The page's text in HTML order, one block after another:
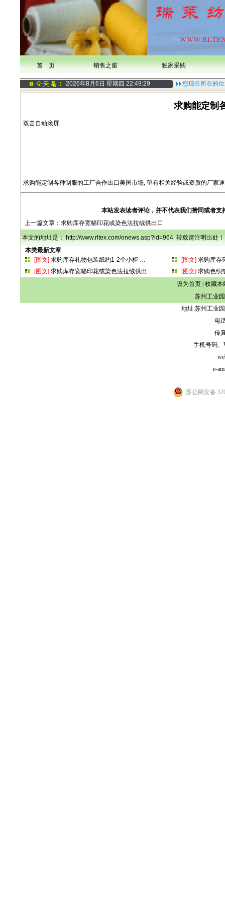
首 页 销售之窗 独家采购
2026年8月6日 星期四 22:49:29 您现在所在的
求购能定制
双击自动滚屏
求购能定制各种制服的工厂合作出口美国市场, 望有相关经验或资质的厂家
本站发表读者评论，并不代表我们赞同或者
上一篇文章： 求购库存宽幅印花或染色法拉绒供出口
本文的地址是： http://www.rltex.com/onews.asp?id=964 转载请注明出处！
本类最新文章
[图文] 求购库存礼物包装纸约1-2个小柜 … [图文] 求购库存
[图文] 求购库存宽幅印花或染色法拉绒供出 … [图文] 求购色织
设为首页| 收藏本
苏州工业
地址:苏州工业
电
传
手机号码、
e-
苏公网安备